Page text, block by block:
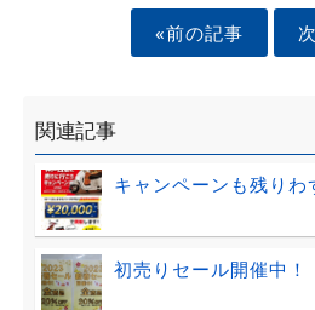
«前の記事
関連記事
キャンペーンも残りわ
初売りセール開催中！